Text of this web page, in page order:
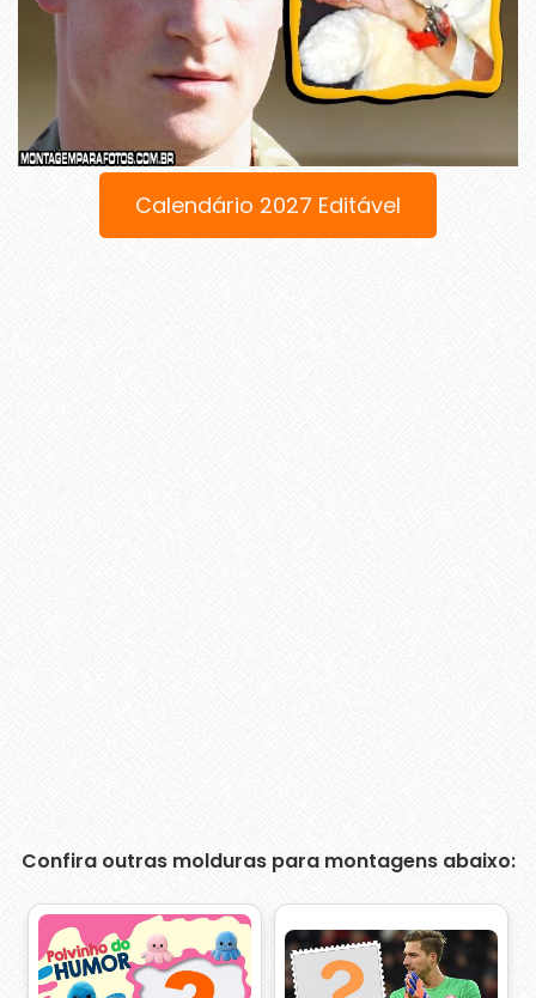
Calendário 2027 Editável
Confira outras molduras para montagens abaixo: